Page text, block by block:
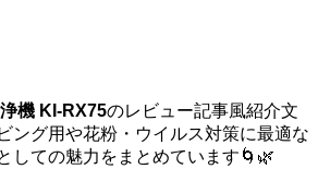
機 KI-RX75のレビュー記事風紹介文
ング用や花粉・ウイルス対策に最適な
しての魅力をまとめています🌀🌿